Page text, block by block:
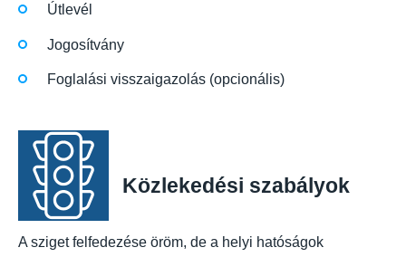
Útlevél
Jogosítvány
Foglalási visszaigazolás (opcionális)
Közlekedési szabályok
A sziget felfedezése öröm, de a helyi hatóságok